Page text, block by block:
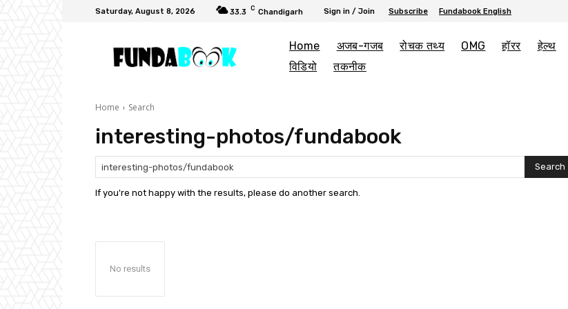
Saturday, August 8, 2026 33.3 C Chandigarh Sign in / Join Subscribe Fundabook English
Home अजब-गजब रोचक तथ्य OMG हॉरर हेल्थ
विडियो
तकनीक
Home Search
interesting-photos/fundabook
Search
If you're not happy with the results, please do another search.
No results